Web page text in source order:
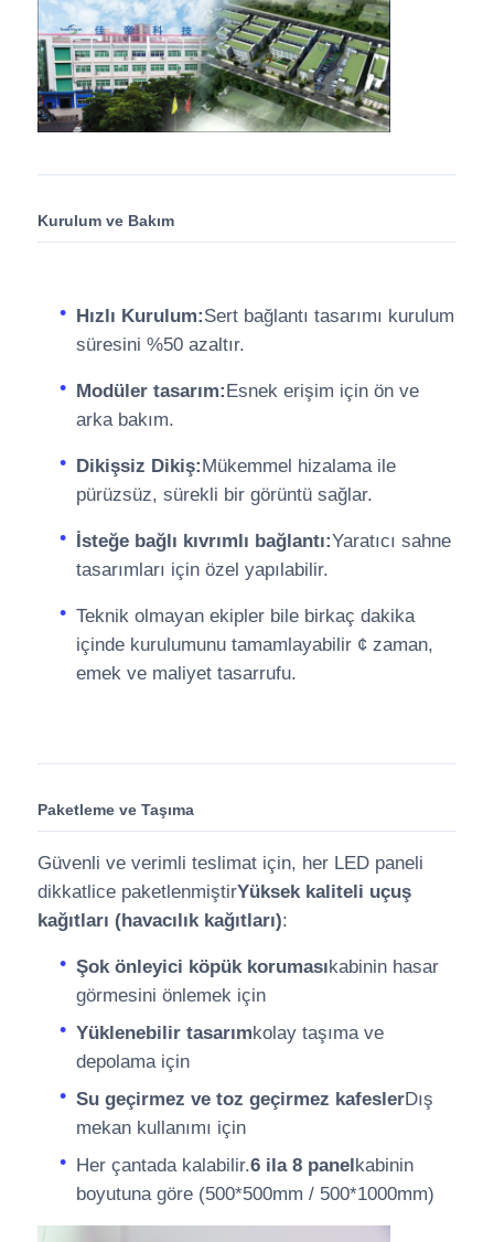
Kurulum ve Bakım
Hızlı Kurulum:Sert bağlantı tasarımı kurulum
süresini %50 azaltır.
Modüler tasarım:Esnek erişim için ön ve
arka bakım.
Dikişsiz Dikiş:Mükemmel hizalama ile
pürüzsüz, sürekli bir görüntü sağlar.
İsteğe bağlı kıvrımlı bağlantı:Yaratıcı sahne
tasarımları için özel yapılabilir.
Teknik olmayan ekipler bile birkaç dakika
içinde kurulumunu tamamlayabilir ¢ zaman,
emek ve maliyet tasarrufu.
Paketleme ve Taşıma
Güvenli ve verimli teslimat için, her LED paneli
dikkatlice paketlenmiştirYüksek kaliteli uçuş
kağıtları (havacılık kağıtları):
Şok önleyici köpük korumasıkabinin hasar
görmesini önlemek için
Yüklenebilir tasarımkolay taşıma ve
depolama için
Su geçirmez ve toz geçirmez kafeslerDış
mekan kullanımı için
Her çantada kalabilir.6 ila 8 panelkabinin
boyutuna göre (500*500mm / 500*1000mm)